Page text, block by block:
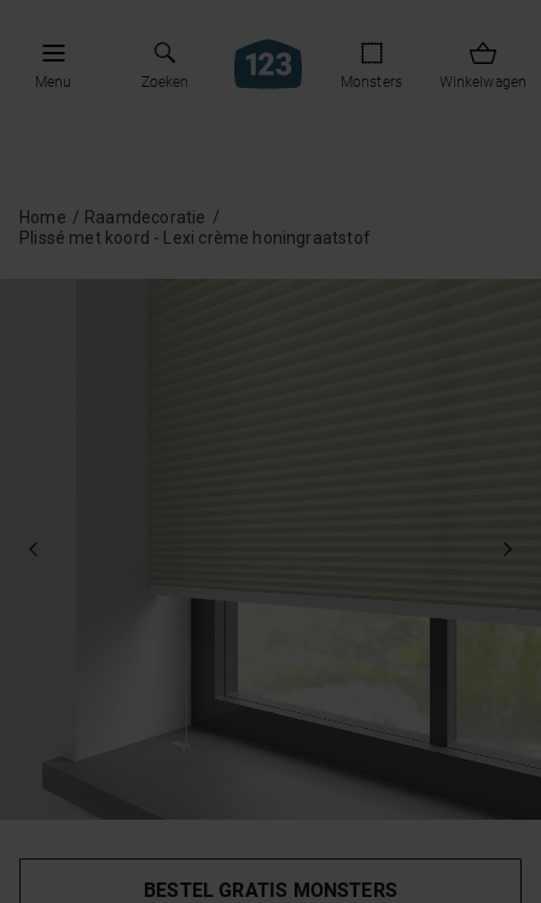
Menu Zoeken Monsters Winkelwagen
Home
Raamdecoratie
Plissé met koord - Lexi crème honingraatstof
BESTEL GRATIS MONSTERS